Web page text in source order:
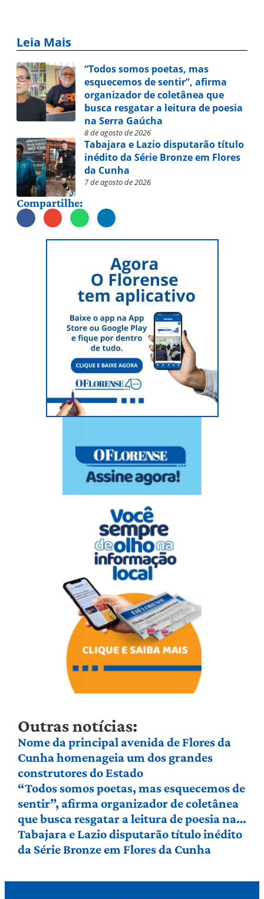
Leia Mais
“Todos somos poetas, mas
esquecemos de sentir”, afirma
organizador de coletânea que
busca resgatar a leitura de poesia
na Serra Gaúcha
8 de agosto de 2026
Tabajara e Lazio disputarão título
inédito da Série Bronze em Flores
da Cunha
7 de agosto de 2026
Compartilhe:
Outras notícias:
Nome da principal avenida de Flores da
Cunha homenageia um dos grandes
construtores do Estado
“Todos somos poetas, mas esquecemos de
sentir”, afirma organizador de coletânea
que busca resgatar a leitura de poesia na
Serra Gaúcha
Tabajara e Lazio disputarão título inédito
da Série Bronze em Flores da Cunha